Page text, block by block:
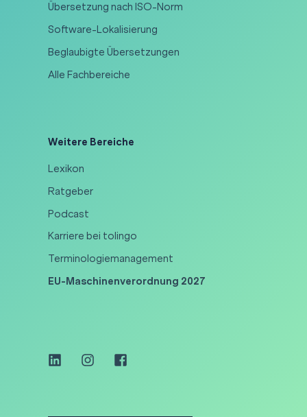
Übersetzung nach ISO-Norm
Software-Lokalisierung
Beglaubigte Übersetzungen
Alle Fachbereiche
Weitere Bereiche
Lexikon
Ratgeber
Podcast
Karriere bei tolingo
Terminologiemanagement
EU-Maschinenverordnung 2027